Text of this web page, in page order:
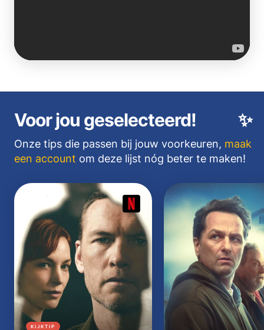
✨
Voor jou geselecteerd!
Onze tips die passen bij jouw voorkeuren, maak
een account om deze lijst nóg beter te maken!
KIJKTIP